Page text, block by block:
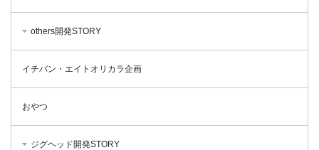
others開発STORY
イチバン・エイトオリカラ企画
おやつ
ジグヘッド開発STORY